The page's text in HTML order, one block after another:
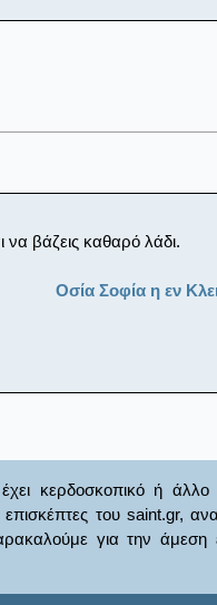
να βάζεις καθαρό λάδι.
Οσία Σοφία η εν
κερδοσκοπικό ή
του saint.gr,
για την